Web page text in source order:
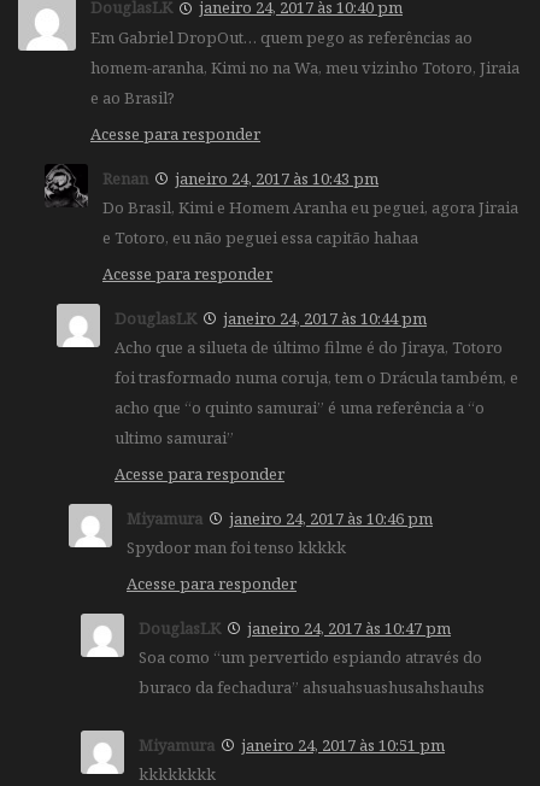
DouglasLK
janeiro 24, 2017 às 10:40 pm
Em Gabriel DropOut… quem pego as referências ao
homem-aranha, Kimi no na Wa, meu vizinho Totoro, Jiraia
e ao Brasil?
Acesse para responder
Renan
janeiro 24, 2017 às 10:43 pm
Do Brasil, Kimi e Homem Aranha eu peguei, agora Jiraia
e Totoro, eu não peguei essa capitão hahaa
Acesse para responder
DouglasLK
janeiro 24, 2017 às 10:44 pm
Acho que a silueta de último filme é do Jiraya, Totoro
foi trasformado numa coruja, tem o Drácula também, e
acho que “o quinto samurai” é uma referência a “o
ultimo samurai”
Acesse para responder
Miyamura
janeiro 24, 2017 às 10:46 pm
Spydoor man foi tenso kkkkk
Acesse para responder
DouglasLK
janeiro 24, 2017 às 10:47 pm
Soa como “um pervertido espiando através do
buraco da fechadura” ahsuahsuashusahshauhs
Miyamura
janeiro 24, 2017 às 10:51 pm
kkkkkkkk